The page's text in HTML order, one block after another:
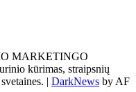
MARKETINGO
kūrimas, straipsnių
| DarkNews by AF